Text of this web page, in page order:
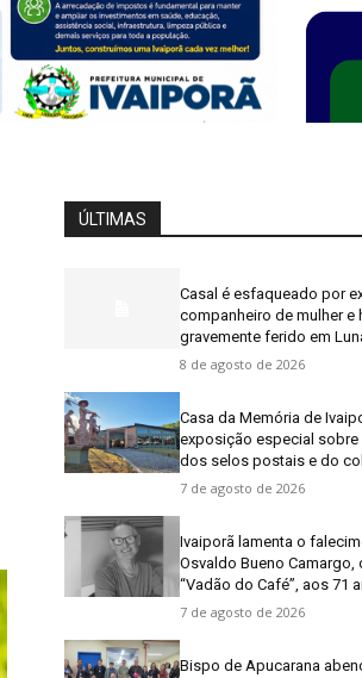
ÚLTIMAS
Casal é esfaqueado por
companheiro de mulher e
gravemente ferido em
8 de agosto de 2026
Casa da Memória de
exposição especial sobre
dos selos postais e do
7 de agosto de 2026
Ivaiporã lamenta o
Osvaldo Bueno Camargo,
“Vadão do Café”, aos 71
7 de agosto de 2026
Bispo de Apucarana